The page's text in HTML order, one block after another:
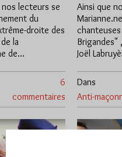
nos lecteurs se
du
droite des
la
de…
6
commentaires
Ainsi que
Brigandes"
Joël
Dans
Anti-